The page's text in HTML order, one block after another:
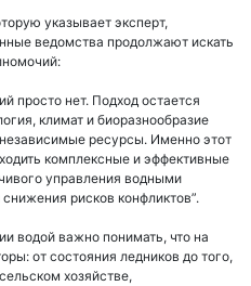
указывает эксперт,
ведомства продолжают искать
просто нет. Подход остается
климат и биоразнообразие
ресурсы. Именно этот
комплексные и эффективные
управления водными
рисков конфликтов”.
водой важно понимать, что на
от состояния ледников до того,
хозяйстве,